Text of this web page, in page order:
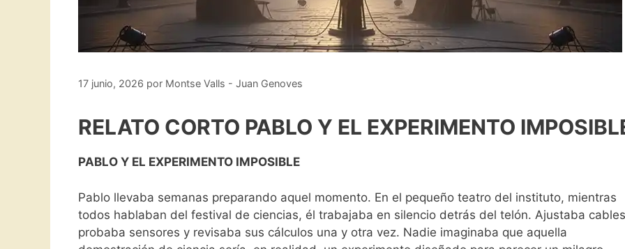
17 junio, 2026 por Montse Valls - Juan Genoves
RELATO CORTO PABLO Y EL EXPERIMENTO
PABLO Y EL EXPERIMENTO IMPOSIBLE
Pablo llevaba semanas preparando aquel momento. En el pequeño teatro del instituto, mientras
todos hablaban del festival de ciencias, él trabajaba en silencio detrás del telón. Ajustaba
probaba sensores y revisaba sus cálculos una y otra vez. Nadie imaginaba que aquella